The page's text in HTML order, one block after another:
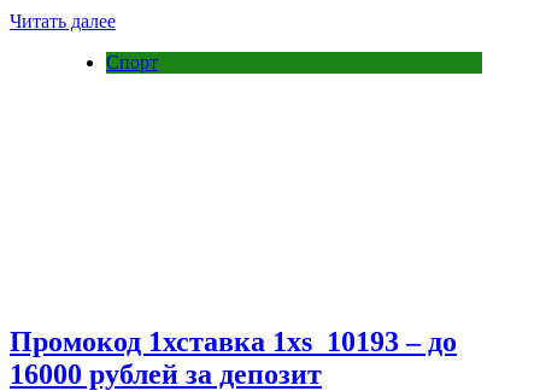
Читать далее
Спорт
Промокод 1хставка 1xs_10193 – до
16000 рублей за депозит